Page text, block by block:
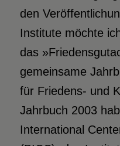
den
Institute möchte
das
gemeinsame
für Friedens- und
Jahrbuch 2003
International